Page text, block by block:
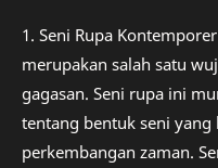
1. Seni Rupa
merupakan salah satu
gagasan. Seni rupa ini
tentang bentuk seni
perkembangan zaman.